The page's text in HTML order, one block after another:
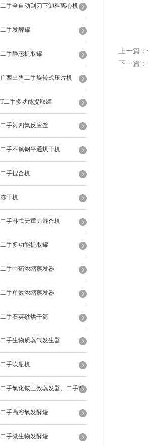
二手全自动刮刀下卸料离心机
二手发酵罐
二手静态提取罐
广西出售二手旋转式压片机
T二手多功能提取罐
二手衬四氟反应釜
二手不锈钢平通烘干机
二手捏合机
冻干机
二手卧式无重力混合机
二手多功能提取罐
二手中药浓缩蒸发器
二手单效浓缩蒸发器
二手石英砂烘干筒
二手生物质蒸气发生器
二手吹瓶机
二手氯化铵三效蒸发器、二手*
蒸发器
二手高溶氧发酵罐
二手微生物发酵罐
上一篇：
下一篇：